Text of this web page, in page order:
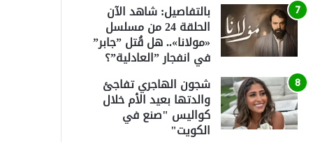
بالتفاصيل: شاهد الآن
الحلقة 24 من مسلسل
«مولانا».. هل قُتل ”جابر”
في انفجار ”العادلية”؟
شجون الهاجري تفاجئ
والدتها بعيد الأم خلال
كواليس "صنع في
الكويت"